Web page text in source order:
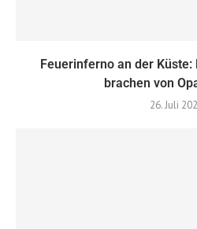
Feuerinferno an der
brachen von
26. Juli